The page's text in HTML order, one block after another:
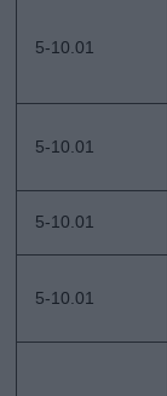
5-10.01
5-10.01
5-10.01
5-10.01